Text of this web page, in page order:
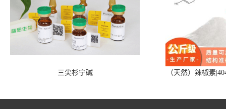
三尖杉宁碱 （天然）辣椒素